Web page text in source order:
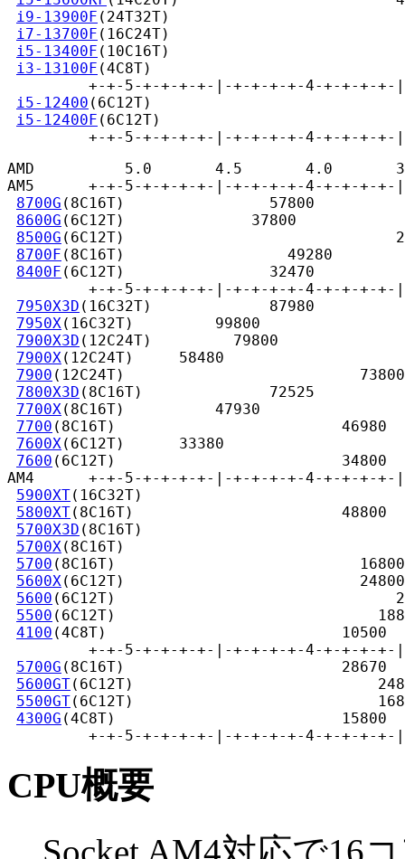
i9-13900F (24T32T)
i7-13700F (16C24T)
i5-13400F (10C16T)
i3-13100F (4C8T)
+-+-5-+-+-+-+-|-+-+-+-+-4-+-+-+-
i5-12400 (6C12T)
i5-12400F (6C12T)
+-+-5-+-+-+-+-|-+-+-+-+-4-+-+-+-
AMD          5.0       4.5       4.0
AM5      +-+-5-+-+-+-+-|-+-+-+-+-4-+-+-+-+-|-
8700G (8C16T)                57800
8600G (6C12T)              37800
8500G (6C12T)
8700F (8C16T)                  49280
8400F (6C12T)                32470
+-+-5-+-+-+-+-|-+-+-+-+-4-+-+-+-
7950X3D (16C32T)             87980
7950X (16C32T)         99800
7900X3D (12C24T)         79800
7900X (12C24T)     58480
7900 (12C24T)                          73800
7800X3D (8C16T)              72525
7700X (8C16T)          47930
7700 (8C16T)                         46980
7600X (6C12T)      33380
7600 (6C12T)                         34800
AM4      +-+-5-+-+-+-+-|-+-+-+-+-4-+-+-+-+-|-
5900XT(16C32T)
5800XT(8C16T)                       48800
5700X3D (8C16T)
5700X (8C16T)
5700 (8C16T)                           16800
5600X (6C12T)                          24800
5600 (6C12T)
5500 (6C12T)
4100 (4C8T)                          10500
+-+-5-+-+-+-+-|-+-+-+-+-4-+-+-+-
5700G (8C16T)                        28670
5600GT(6C12T)
5500GT(6C12T)
4300G (4C8T)                         15800
+-+-5-+-+-+-+-|-+-+-+-+-4-+-+-+-
CPU概要